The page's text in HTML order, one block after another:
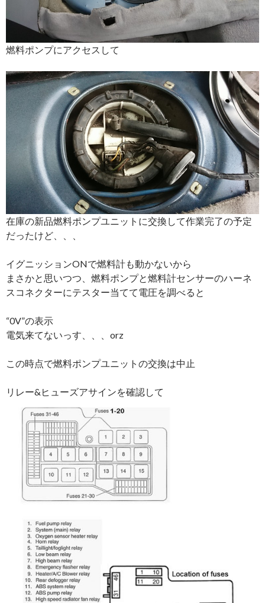
燃料ポンプにアクセスして
在庫の新品燃料ポンプユニットに交換して作業完了の予定
だったけど、、、
イグニッションONで燃料計も動かないから
まさかと思いつつ、燃料ポンプと燃料計センサーのハーネ
スコネクターにテスター当てて電圧を調べると
“0V”の表示
電気来てないっす、、、orz
この時点で燃料ポンプユニットの交換は中止
リレー&ヒューズアサインを確認して